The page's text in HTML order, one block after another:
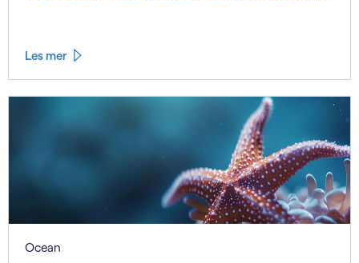
Les mer
Ocean